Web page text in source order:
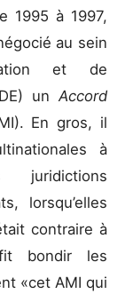
1995 à 1997,
au sein
et de
unAccord
En gros, il
à
lorsqu’elles
contraire à
bondir les
«cet AMI qui